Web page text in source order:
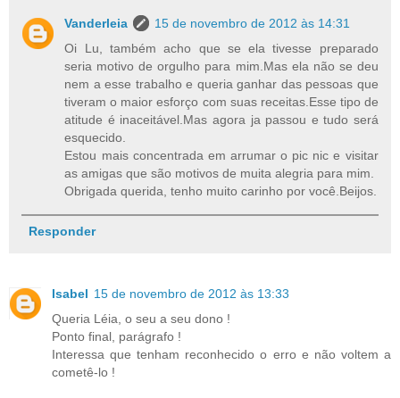
Vanderleia
15 de novembro de 2012 às 14:31
Oi Lu, também acho que se ela tivesse preparado
seria motivo de orgulho para mim.Mas ela não se deu
nem a esse trabalho e queria ganhar das pessoas que
tiveram o maior esforço com suas receitas.Esse tipo de
atitude é inaceitável.Mas agora ja passou e tudo será
esquecido.
Estou mais concentrada em arrumar o pic nic e visitar
as amigas que são motivos de muita alegria para mim.
Obrigada querida, tenho muito carinho por você.Beijos.
Responder
Isabel 15 de novembro de 2012 às 13:33
Queria Léia, o seu a seu dono !
Ponto final, parágrafo !
Interessa que tenham reconhecido o erro e não voltem a
cometê-lo !